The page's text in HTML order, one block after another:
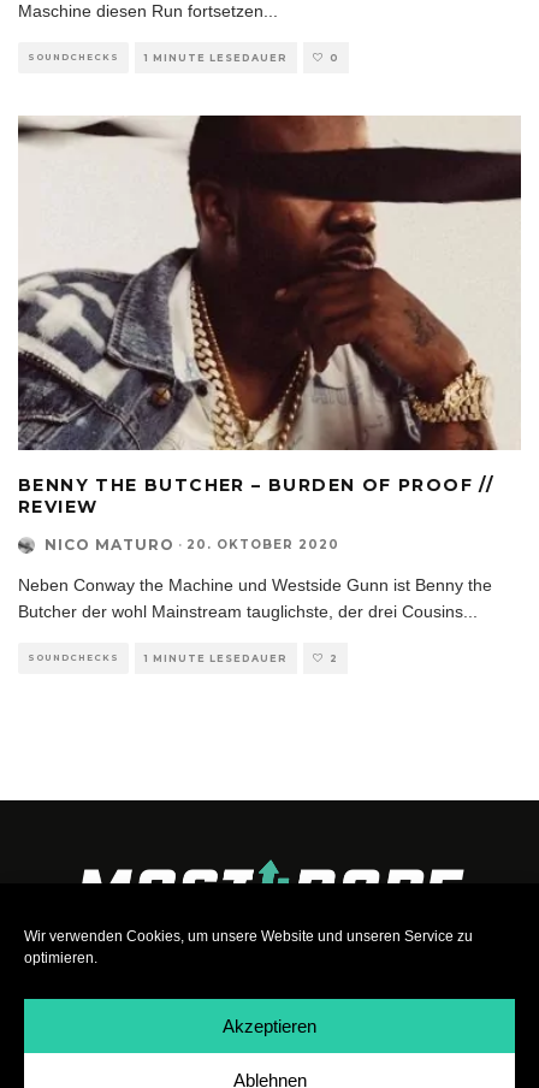
Wir verwenden Cookies, um unsere Website und unseren Service zu
optimieren.
Akzeptieren
Ablehnen
Maschine diesen Run fortsetzen
SOUNDCHECKS 1 MINUTE LESEDAUER 0
BENNY THE BUTCHER – BURDEN OF PROOF //
REVIEW
NICO MATURO · 20. OKTOBER 2020
Neben Conway the Machine und Westside Gunn ist Benny the
Butcher der wohl Mainstream tauglichste, der drei Cousins...
SOUNDCHECKS 1 MINUTE LESEDAUER 2